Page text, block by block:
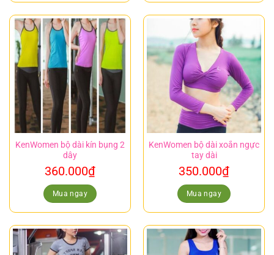
KenWomen bộ dài kín bụng 2
dây
360.000₫
Mua ngay
KenWomen bộ dài xoắn ngực
tay dài
350.000₫
Mua ngay